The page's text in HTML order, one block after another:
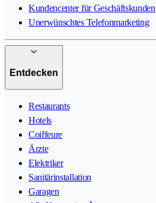
Kundencenter für Geschäftskunden
Unerwünschtes Telefonmarketing
Entdecken
Restaurants
Hotels
Coiffeure
Ärzte
Elektriker
Sanitärinstallation
Garagen